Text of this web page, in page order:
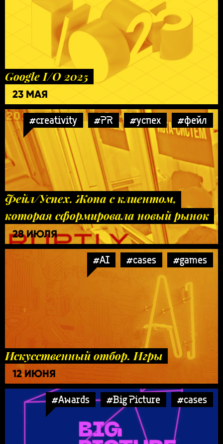
Google I/O 2025
23 МАЯ
#creativity #PR #успех #фейл
Фейл/Успех. Жопа с клиентом,
которая сформировала новый рынок
28 ИЮЛЯ
#AI #cases #games
Искусственный отбор. Игры
12 ИЮНЯ
#Awards #Big Picture #cases